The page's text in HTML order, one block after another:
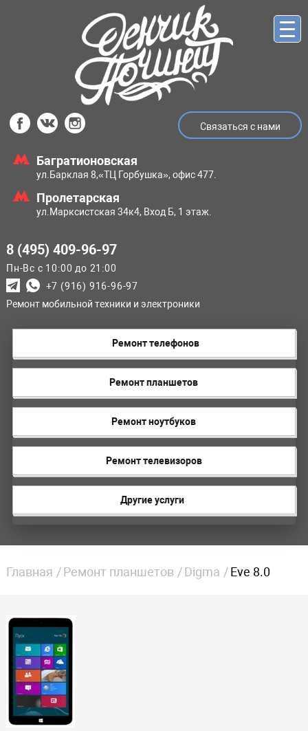
Связаться с нами
Багратионовская
ул.Барклая 8,«ТЦ Горбушка», офис 477.
Пролетарская
ул.Марксистская 34к4, Вход Б, 1 этаж.
8 (495) 409-96-97
Пн-Вс с 10:00 до 21:00
+7 (916) 916-96-97
Ремонт мобильной техники и электроники
Ремонт телефонов
Ремонт планшетов
Ремонт ноутбуков
Ремонт телевизоров
Другие услуги
Главная Ремонт планшетов Digma Eve 8.0